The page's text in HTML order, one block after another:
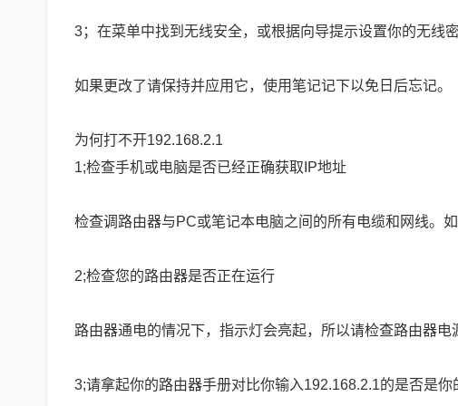
3；在菜单中找到无线安全，或根据向导提示设置你的无线
如果更改了请保持并应用它，使用笔记记下以免日后忘记。
为何打不开192.168.2.1
1;检查手机或电脑是否已经正确获取IP地址
检查调路由器与PC或笔记本电脑之间的所有电缆和网线。
2;检查您的路由器是否正在运行
路由器通电的情况下，指示灯会亮起，所以请检查路由器电
3;请拿起你的路由器手册对比你输入192.168.2.1的是否是你